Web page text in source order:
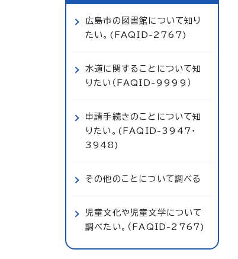
広島市の図書館について知り
たい。(FAQID-2767)
水道に関することについて知
りたい（FAQID-9999）
申請手続きのことについて知
りたい。(FAQID-3947・
3948)
その他のことについて調べる
児童文化や児童文学について
調べたい。（FAQID-2767)